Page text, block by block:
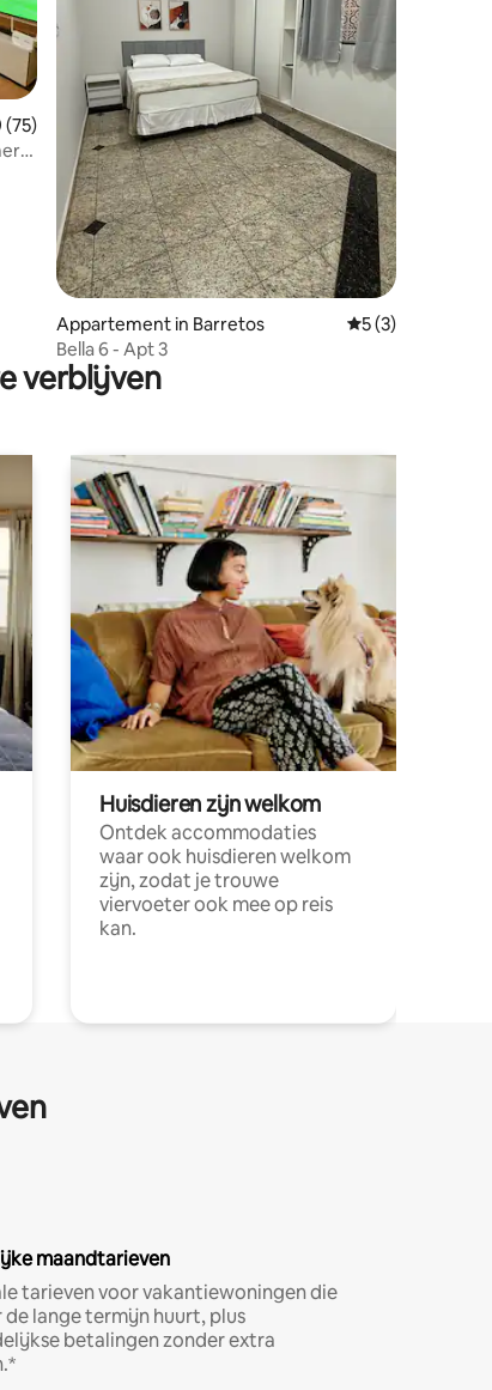
beoordeling van 4,99 op 5, 75 recensies
(75)
Appartement in Barretos Gemiddelde
5 (3)
Bella 6 - Apt 3
verblijven
Huisdieren zijn welkom
Ontdek accommodaties
waar ook huisdieren welkom
zijn, zodat je trouwe
viervoeter ook mee op reis
kan.
maandtarieven
tarieven voor vakantiewoningen die
de lange termijn huurt, plus
betalingen zonder extra